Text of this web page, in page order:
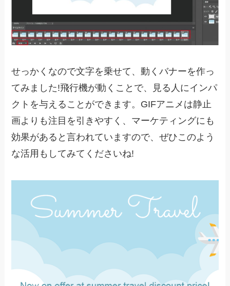
せっかくなので文字を乗せて、動くバナーを作っ
てみました!飛行機が動くことで、見る人にインパ
クトを与えることができます。GIFアニメは静止
画よりも注目を引きやすく、マーケティングにも
効果があると言われていますので、ぜひこのよう
な活用もしてみてくださいね!